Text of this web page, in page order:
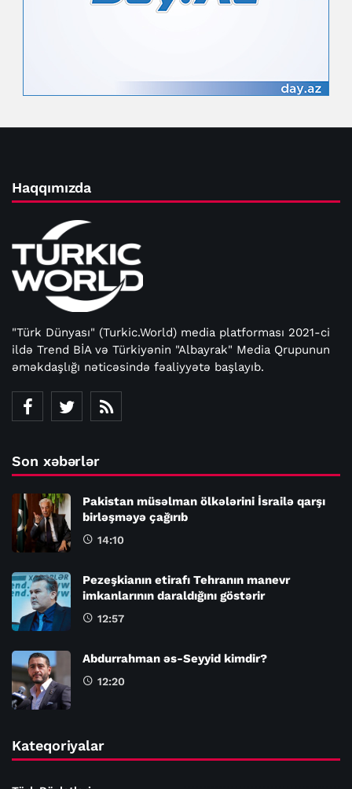
Haqqımızda
"Türk Dünyası" (Turkic.World) media platforması 2021-ci
ildə Trend BİA və Türkiyənin "Albayrak" Media Qrupunun
əməkdaşlığı nəticəsində fəaliyyətə başlayıb.
Son xəbərlər
Pakistan müsəlman ölkələrini İsrailə qarşı
birləşməyə çağırıb
14:10
Pezeşkianın etirafı Tehranın manevr
imkanlarının daraldığını göstərir
12:57
Abdurrahman əs-Seyyid kimdir?
12:20
Kateqoriyalar